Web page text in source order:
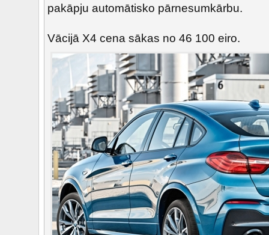
pakāpju automātisko pārnesumkārbu.
Vācijā X4 cena sākas no 46 100 eiro.